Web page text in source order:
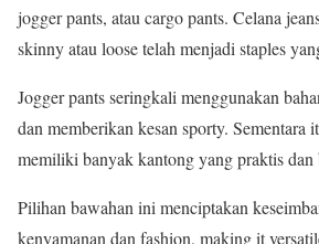
jogger pants, atau cargo pants. Celana
skinny atau loose telah menjadi staples
Jogger pants seringkali menggunakan
dan memberikan kesan sporty. Sementara
memiliki banyak kantong yang praktis dan
Pilihan bawahan ini menciptakan
kenyamanan dan fashion, making it